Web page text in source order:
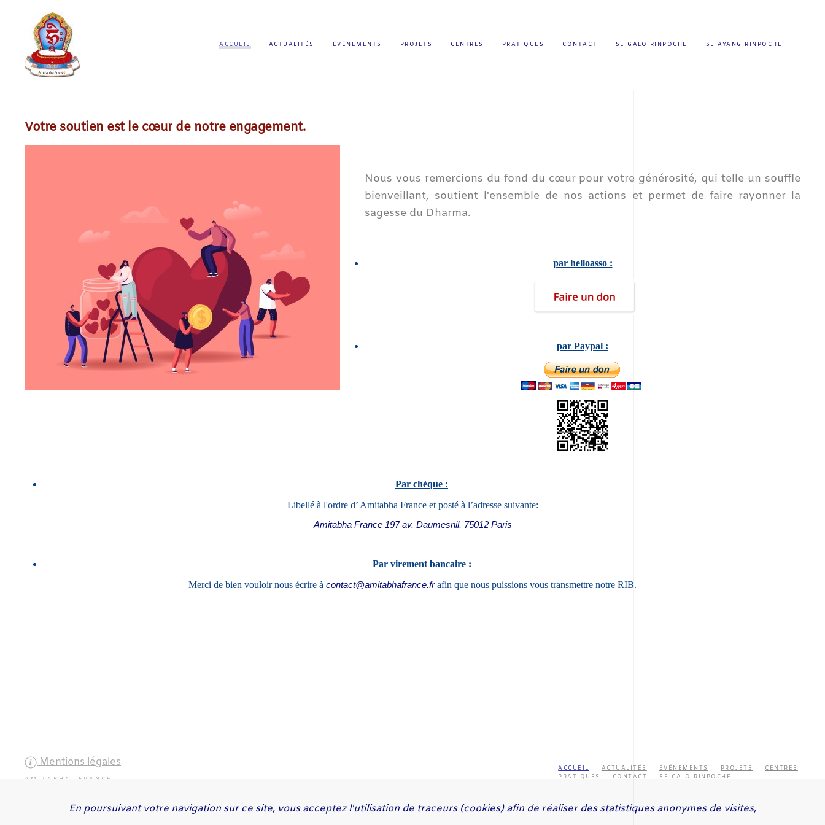
En poursuivant votre navigation sur ce site, vous acceptez l'utilisation de traceurs (cookies) afin de réaliser des statistiques anonymes de visites,
ACCUEIL ACTUALITÉS ÉVÉNEMENTS PROJETS CENTRES PRATIQUES CONTACT SE GALO RINPOCHE SE AYANG RINPOCHE
Votre soutien est le cœur de notre engagement.
Nous vous remercions du fond du cœur pour votre générosité, qui telle un souffle
bienveillant, soutient l'ensemble de nos actions et permet de faire rayonner la
sagesse du Dharma.
par helloasso :
par Paypal :
Par chèque :
Libellé à l'ordre d’ Amitabha Franceet posté à l’adresse suivante:
Amitabha France 197 av. Daumesnil, 75012 Paris
Par virement bancaire :
Merci de bien vouloir nous écrire à contact@amitabhafrance.frafin que nous puissions vous transmettre notre RIB.
Mentions légales
AMITABHA FRANCE
ACCUEIL ACTUALITÉS ÉVÉNEMENTS PROJETS
CENTRES
PRATIQUES
CONTACT
SE GALO RINPOCHE
LETTRE D'INFORMATION